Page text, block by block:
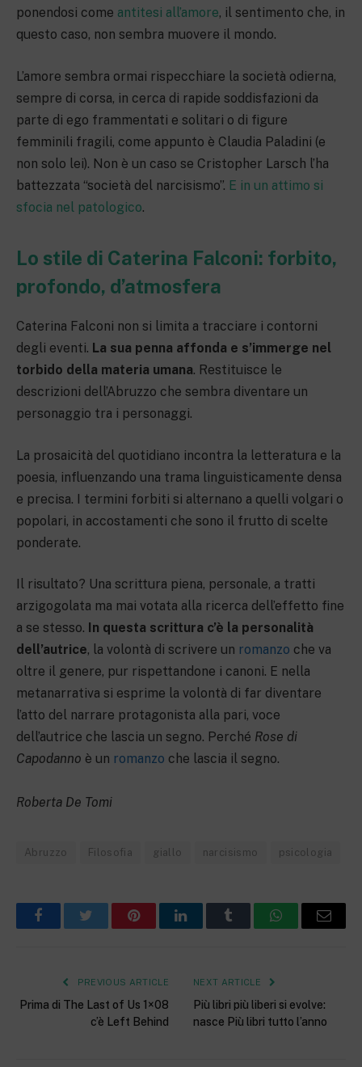
ponendosi come antitesi all’amore, il sentimento che, in
questo caso, non sembra muovere il mondo.
L’amore sembra ormai rispecchiare la società odierna,
sempre di corsa, in cerca di rapide soddisfazioni da
parte di ego frammentati e solitari o di figure
femminili fragili, come appunto è Claudia Paladini (e
non solo lei). Non è un caso se Cristopher Larsch l’ha
battezzata “società del narcisismo”. E in un attimo si
sfocia nel patologico.
Lo stile di Caterina Falconi: forbito,
profondo, d’atmosfera
Caterina Falconi non si limita a tracciare i contorni
degli eventi. La sua penna affonda e s’immerge nel
torbido della materia umana. Restituisce le
descrizioni dell’Abruzzo che sembra diventare un
personaggio tra i personaggi.
La prosaicità del quotidiano incontra la letteratura e la
poesia, influenzando una trama linguisticamente densa
e precisa. I termini forbiti si alternano a quelli volgari o
popolari, in accostamenti che sono il frutto di scelte
ponderate.
Il risultato? Una scrittura piena, personale, a tratti
arzigogolata ma mai votata alla ricerca dell’effetto fine
a se stesso. In questa scrittura c’è la personalità
dell’autrice, la volontà di scrivere un romanzo che va
oltre il genere, pur rispettandone i canoni. E nella
metanarrativa si esprime la volontà di far diventare
l’atto del narrare protagonista alla pari, voce
dell’autrice che lascia un segno. Perché Rose di
Capodanno è un romanzo che lascia il segno.
Roberta De Tomi
Abruzzo Filosofia giallo narcisismo psicologia
FacebookTwitter PinterestLinkedInTumblr WhatsAppEmail
PREVIOUS ARTICLE
Prima di The Last of Us 1×08
c’è Left Behind
NEXT ARTICLE
Più libri più liberi si evolve:
nasce Più libri tutto l’anno